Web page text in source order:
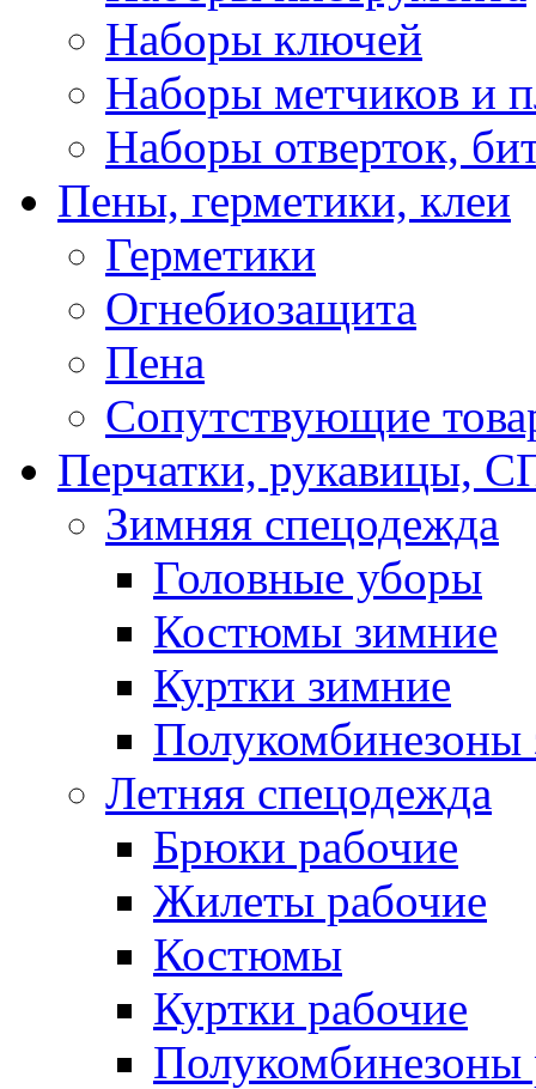
Наборы ключей
Наборы метчиков и
Наборы отверток,
Пены, герметики, клеи
Герметики
Огнебиозащита
Пена
Сопутствующие
Перчатки,
Зимняя спецодежда
Головные уборы
Костюмы зимние
Куртки зимние
Полукомбинезоны
Летняя спецодежда
Брюки рабочие
Жилеты рабочие
Костюмы
Куртки рабочие
Полукомбинезоны